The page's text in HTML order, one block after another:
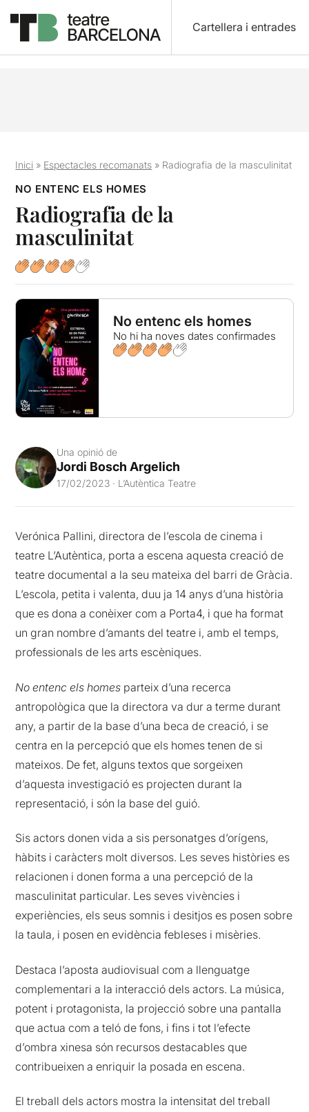
Cartellera i entrades
Inici » Espectacles recomanats » Radiografia de la masculinitat
NO ENTENC ELS HOMES
Radiografia de la
masculinitat
No entenc els homes
No hi ha noves dates confirmades
Una opinió de
Jordi Bosch Argelich
17/02/2023 · L’Autèntica Teatre
Verónica Pallini, directora de l’escola de cinema i
teatre L’Autèntica, porta a escena aquesta creació de
teatre documental a la seu mateixa del barri de Gràcia.
L’escola, petita i valenta, duu ja 14 anys d’una història
que es dona a conèixer com a Porta4, i que ha format
un gran nombre d’amants del teatre i, amb el temps,
professionals de les arts escèniques.
No entenc els homes parteix d’una recerca
antropològica que la directora va dur a terme durant
any, a partir de la base d’una beca de creació, i se
centra en la percepció que els homes tenen de si
mateixos. De fet, alguns textos que sorgeixen
d’aquesta investigació es projecten durant la
representació, i són la base del guió.
Sis actors donen vida a sis personatges d’orígens,
hàbits i caràcters molt diversos. Les seves històries es
relacionen i donen forma a una percepció de la
masculinitat particular. Les seves vivències i
experiències, els seus somnis i desitjos es posen sobre
la taula, i posen en evidència febleses i misèries.
Destaca l’aposta audiovisual com a llenguatge
complementari a la interacció dels actors. La música,
potent i protagonista, la projecció sobre una pantalla
que actua com a teló de fons, i fins i tot l’efecte
d’ombra xinesa són recursos destacables que
contribueixen a enriquir la posada en escena.
El treball dels actors mostra la intensitat del treball